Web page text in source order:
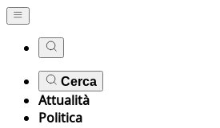
Cerca
Attualità
Politica